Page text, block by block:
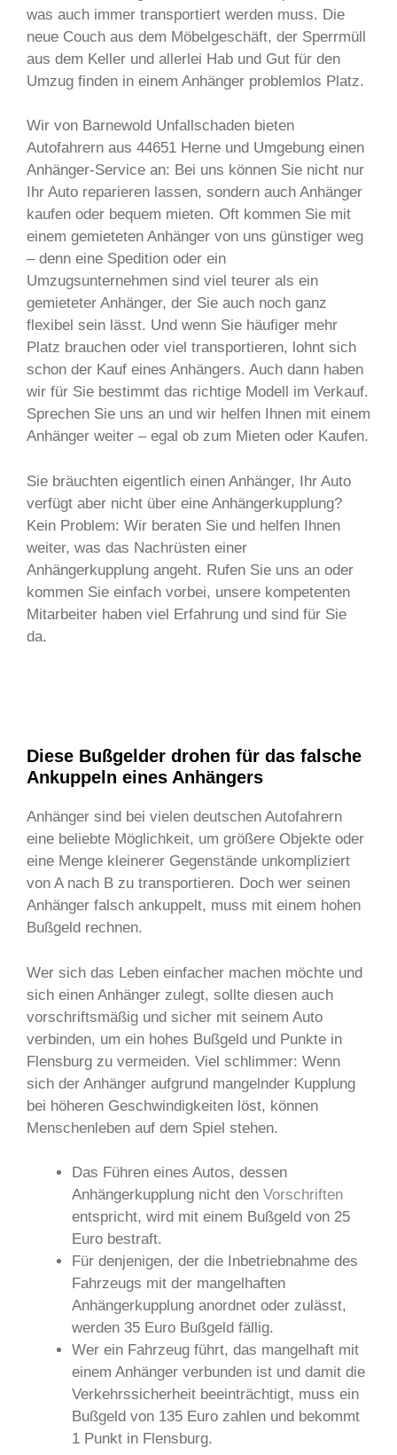
was auch immer transportiert werden muss. Die
neue Couch aus dem Möbelgeschäft, der Sperrmüll
aus dem Keller und allerlei Hab und Gut für den
Umzug finden in einem Anhänger problemlos Platz.
Wir von Barnewold Unfallschaden bieten
Autofahrern aus 44651 Herne und Umgebung einen
Anhänger-Service an: Bei uns können Sie nicht nur
Ihr Auto reparieren lassen, sondern auch Anhänger
kaufen oder bequem mieten. Oft kommen Sie mit
einem gemieteten Anhänger von uns günstiger weg
– denn eine Spedition oder ein
Umzugsunternehmen sind viel teurer als ein
gemieteter Anhänger, der Sie auch noch ganz
flexibel sein lässt. Und wenn Sie häufiger mehr
Platz brauchen oder viel transportieren, lohnt sich
schon der Kauf eines Anhängers. Auch dann haben
wir für Sie bestimmt das richtige Modell im Verkauf.
Sprechen Sie uns an und wir helfen Ihnen mit einem
Anhänger weiter – egal ob zum Mieten oder Kaufen.
Sie bräuchten eigentlich einen Anhänger, Ihr Auto
verfügt aber nicht über eine Anhängerkupplung?
Kein Problem: Wir beraten Sie und helfen Ihnen
weiter, was das Nachrüsten einer
Anhängerkupplung angeht. Rufen Sie uns an oder
kommen Sie einfach vorbei, unsere kompetenten
Mitarbeiter haben viel Erfahrung und sind für Sie
da.
Diese Bußgelder drohen für das falsche
Ankuppeln eines Anhängers
Anhänger sind bei vielen deutschen Autofahrern
eine beliebte Möglichkeit, um größere Objekte oder
eine Menge kleinerer Gegenstände unkompliziert
von A nach B zu transportieren. Doch wer seinen
Anhänger falsch ankuppelt, muss mit einem hohen
Bußgeld rechnen.
Wer sich das Leben einfacher machen möchte und
sich einen Anhänger zulegt, sollte diesen auch
vorschriftsmäßig und sicher mit seinem Auto
verbinden, um ein hohes Bußgeld und Punkte in
Flensburg zu vermeiden. Viel schlimmer: Wenn
sich der Anhänger aufgrund mangelnder Kupplung
bei höheren Geschwindigkeiten löst, können
Menschenleben auf dem Spiel stehen.
Das Führen eines Autos, dessen
Anhängerkupplung nicht den Vorschriften
entspricht, wird mit einem Bußgeld von 25
Euro bestraft.
Für denjenigen, der die Inbetriebnahme des
Fahrzeugs mit der mangelhaften
Anhängerkupplung anordnet oder zulässt,
werden 35 Euro Bußgeld fällig.
Wer ein Fahrzeug führt, das mangelhaft mit
einem Anhänger verbunden ist und damit die
Verkehrssicherheit beeinträchtigt, muss ein
Bußgeld von 135 Euro zahlen und bekommt
1 Punkt in Flensburg.